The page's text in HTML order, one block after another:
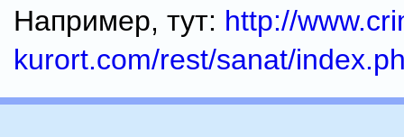
Например, тут: http://
kurort.com/rest/sanat/